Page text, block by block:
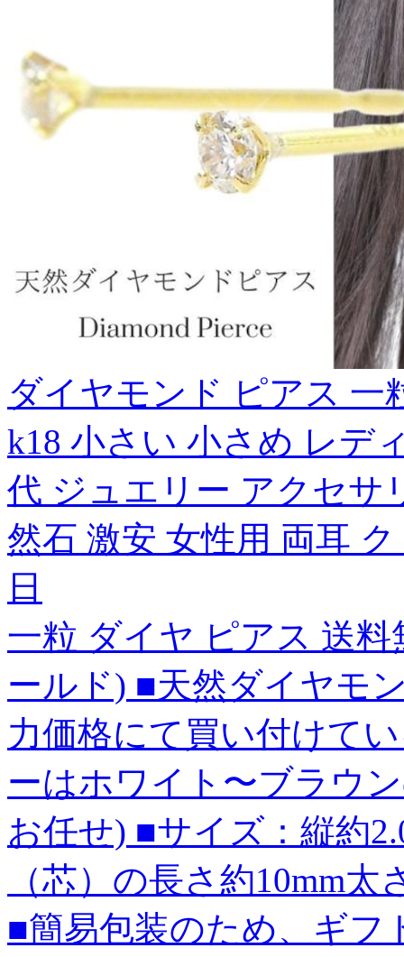
ダイヤモンド ピアス 一
k18 小さい 小さめ レデ
代 ジュエリー アクセサ
然石 激安 女性用 両耳
日
一粒 ダイヤ ピアス 送
ールド) ■天然ダイヤモ
力価格にて買い付けて
ーはホワイト〜ブラウ
お任せ) ■サイズ：縦約
（芯）の長さ約10mm
■簡易包装のため、ギフ